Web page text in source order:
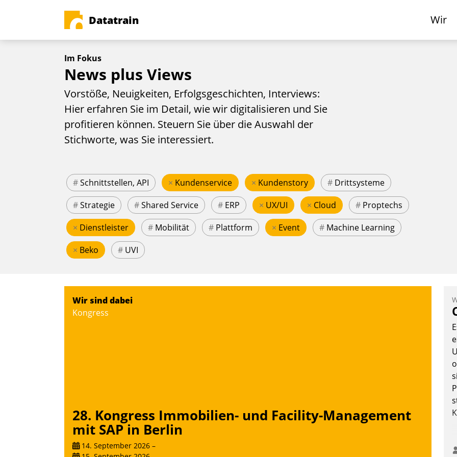
Datatrain Wir
Im Fokus
News plus Views
Vorstöße, Neuigkeiten, Erfolgsgeschichten, Interviews:
Hier erfahren Sie im Detail, wie wir digitalisieren und Sie
profitieren können. Steuern Sie über die Auswahl der
Stichworte, was Sie interessiert.
#Schnittstellen, API × Kundenservice × Kundenstory # Drittsysteme
#Strategie #Shared Service # ERP × UX/UI × Cloud # Proptechs
× Dienstleister # Mobilität # Plattform × Event # Machine Learning
× Beko # UVI
Wir sind dabei
Kongress
28. Kongress Immobilien- und Facility-Management
mit SAP in Berlin
14. September 2026 –